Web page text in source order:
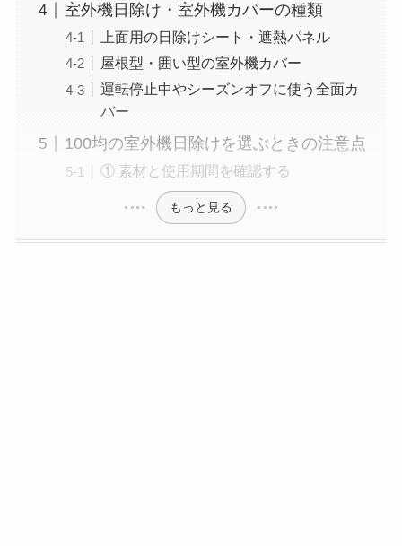
室外機日除け・室外機カバーの種類
上面用の日除けシート・遮熱パネル
屋根型・囲い型の室外機カバー
運転停止中やシーズンオフに使う全面カ
バー
100均の室外機日除けを選ぶときの注意点
① 素材と使用期間を確認する
もっと見る